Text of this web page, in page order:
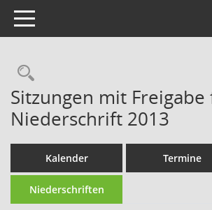
Toggle navigation
Rechercheauswahl
Sitzungen mit
Niederschrift 2013
Kalender Termine
Niederschriften